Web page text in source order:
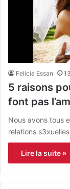
Felicia Essan
5 raisons
font pas
Nous avons tous
relations
Lire la suite »